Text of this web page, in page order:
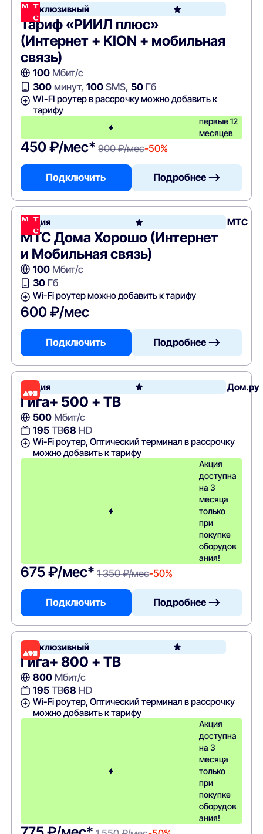
Эксклюзивный
Тариф «РИИЛ плюс»
(Интернет + KION + мобильная
связь)
100Мбит/с
300минут, 100SMS, 50Гб
WI-FI роутер в рассрочку можно добавить к
тарифу
первые 12
месяцев
450 ₽/мес* 900 ₽/мес-50%
Подключить Подробнее —>
Акция МТС
МТС Дома Хорошо (Интернет
и Мобильная связь)
100Мбит/с
30Гб
Wi-Fi роутер можно добавить к тарифу
600 ₽/мес
Подключить Подробнее —>
Акция Дом.ру
Гига+ 500 + ТВ
500Мбит/с
195ТВ68 HD
Wi-Fi роутер, Оптический терминал в рассрочку
можно добавить к тарифу
Акция
доступна
на 3
месяца
только
при
покупке
оборудов
ания!
675 ₽/мес* 1 350 ₽/мес-50%
Подключить Подробнее —>
Эксклюзивный
Гига+ 800 + ТВ
800Мбит/с
195ТВ68 HD
Wi-Fi роутер, Оптический терминал в рассрочку
можно добавить к тарифу
Акция
доступна
на 3
месяца
только
при
покупке
оборудов
ания!